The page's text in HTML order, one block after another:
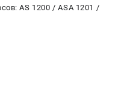
AS 1200 / ASА 1201 /